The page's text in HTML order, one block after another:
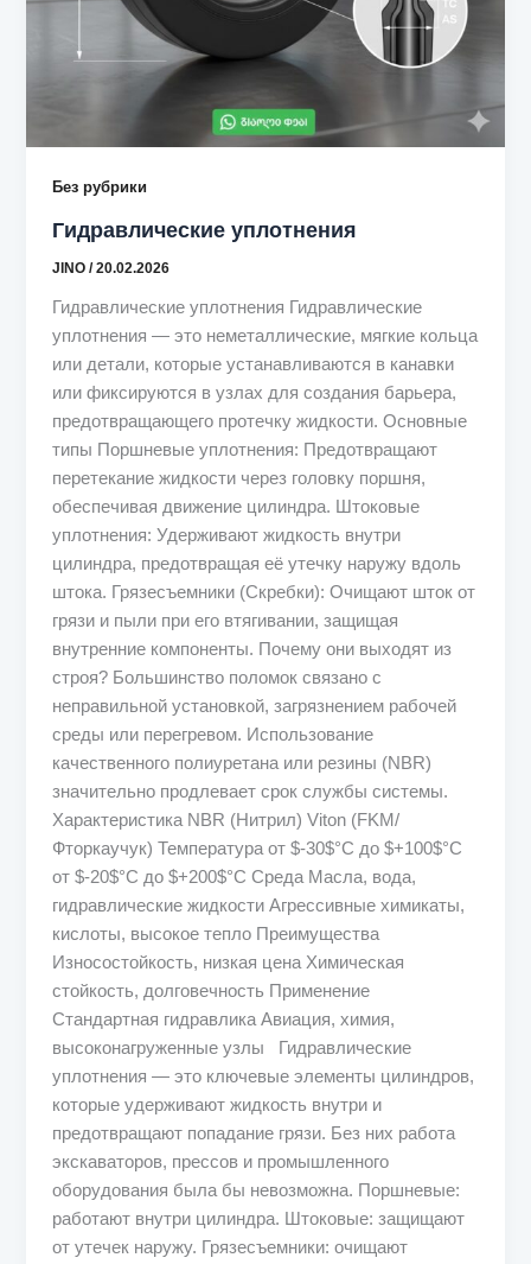
Без рубрики
Гидравлические уплотнения
JINO/20.02.2026
Гидравлические уплотнения Гидравлические
уплотнения — это неметаллические, мягкие кольца
или детали, которые устанавливаются в канавки
или фиксируются в узлах для создания барьера,
предотвращающего протечку жидкости. Основные
типы Поршневые уплотнения: Предотвращают
перетекание жидкости через головку поршня,
обеспечивая движение цилиндра. Штоковые
уплотнения: Удерживают жидкость внутри
цилиндра, предотвращая её утечку наружу вдоль
штока. Грязесъемники (Скребки): Очищают шток от
грязи и пыли при его втягивании, защищая
внутренние компоненты. Почему они выходят из
строя? Большинство поломок связано с
неправильной установкой, загрязнением рабочей
среды или перегревом. Использование
качественного полиуретана или резины (NBR)
значительно продлевает срок службы системы.
Характеристика NBR (Нитрил) Viton (FKM/
Фторкаучук) Температура от $-30$°C до $+100$°C
от $-20$°C до $+200$°C Среда Масла, вода,
гидравлические жидкости Агрессивные химикаты,
кислоты, высокое тепло Преимущества
Износостойкость, низкая цена Химическая
стойкость, долговечность Применение
Стандартная гидравлика Авиация, химия,
высоконагруженные узлы Гидравлические
уплотнения — это ключевые элементы цилиндров,
которые удерживают жидкость внутри и
предотвращают попадание грязи. Без них работа
экскаваторов, прессов и промышленного
оборудования была бы невозможна. Поршневые:
работают внутри цилиндра. Штоковые: защищают
от утечек наружу. Грязесъемники: очищают